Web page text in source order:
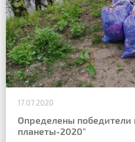
17.07.2020
Определены победители
планеты-2020"